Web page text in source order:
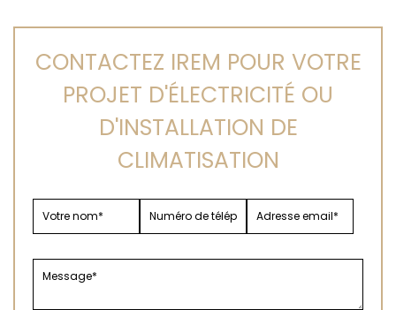
CONTACTEZ IREM POUR VOTRE
PROJET D'ÉLECTRICITÉ OU
D'INSTALLATION DE
CLIMATISATION